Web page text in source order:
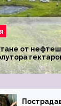
от